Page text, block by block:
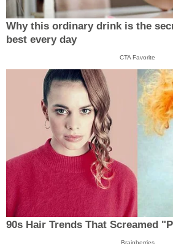
Why this ordinary drink is the
best every day
CTA Favorite
90s Hair Trends That Screamed
Brainberries